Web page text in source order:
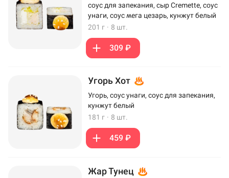
соус для запекания, сыр Cremette, соус
унаги, соус мега цезарь, кунжут белый
201 г · 8 шт.
309 ₽
Угорь Хот
Угорь, соус унаги, соус для запекания,
кунжут белый
181 г · 8 шт.
459 ₽
Жар Тунец